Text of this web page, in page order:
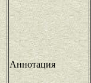
Аннотация